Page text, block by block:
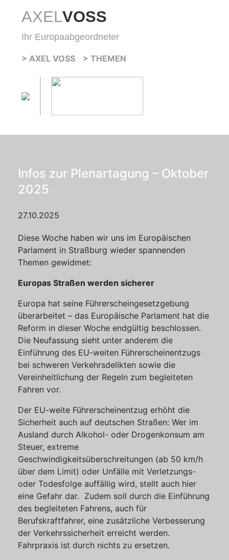
AXELVOSS
Ihr Europaabgeordneter
> AXEL VOSS > THEMEN
Infos zur Plenartagung – Oktober
2025
27.10.2025
Diese Woche haben wir uns im Europäischen
Parlament in Straßburg wieder spannenden
Themen gewidmet:
Europas Straßen werden sicherer
Europa hat seine Führerscheingesetzgebung
überarbeitet – das Europäische Parlament hat die
Reform in dieser Woche endgültig beschlossen.
Die Neufassung sieht unter anderem die
Einführung des EU-weiten Führerscheinentzugs
bei schweren Verkehrsdelikten sowie die
Vereinheitlichung der Regeln zum begleiteten
Fahren vor.
Der EU-weite Führerscheinentzug erhöht die
Sicherheit auch auf deutschen Straßen: Wer im
Ausland durch Alkohol- oder Drogenkonsum am
Steuer, extreme
Geschwindigkeitsüberschreitungen (ab 50 km/h
über dem Limit) oder Unfälle mit Verletzungs-
oder Todesfolge auffällig wird, stellt auch hier
eine Gefahr dar. Zudem soll durch die Einführung
des begleiteten Fahrens, auch für
Berufskraftfahrer, eine zusätzliche Verbesserung
der Verkehrssicherheit erreicht werden.
Fahrpraxis ist durch nichts zu ersetzen.